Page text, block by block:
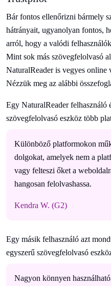
Bár fontos ellenőrizni bármely
hátrányait, ugyanolyan fontos,
arról, hogy a valódi
Mint sok más szövegfelolvasó
NaturalReader is vegyes online
Nézzük meg az alábbi
Egy NaturalReader felhasználó
szövegfelolvasó eszköz több
Különböző platformokon
dolgokat, amelyek nem a
vagy felteszi őket a
hangosan felolvashassa.
Kendra W. (G2)
Egy másik felhasználó azt
egyszerű szövegfelolvasó
Nagyon könnyen